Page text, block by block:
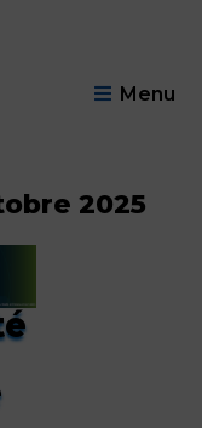
Menu
2025